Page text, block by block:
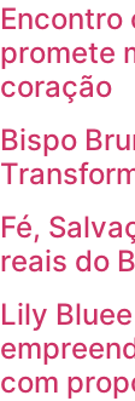
Encontro
promete
coração
Bispo
Fé,
reais do
Lily
com